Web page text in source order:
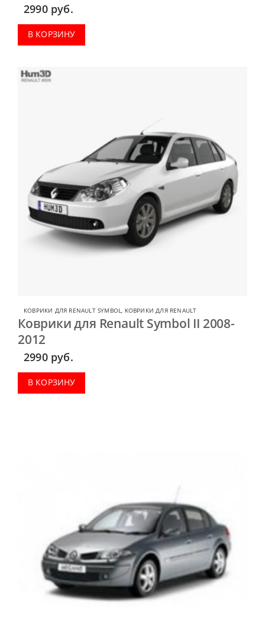
2990 руб.
В КОРЗИНУ
КОВРИКИ ДЛЯ RENAULT SYMBOL, КОВРИКИ ДЛЯ RENAULT
Коврики для Renault Symbol II 2008-
2012
2990 руб.
В КОРЗИНУ